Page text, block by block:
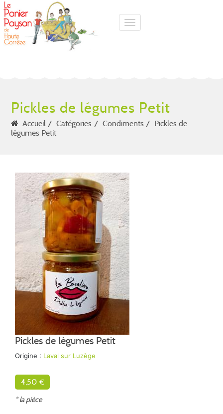
Toggle navigation
Pickles de légumes Petit
Accueil Catégories Condiments
Pickles de
légumes Petit
Pickles de légumes Petit
Origine : Laval sur Luzège
4,50 €
* la pièce